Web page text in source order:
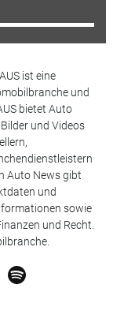
ist eine
und
bietet Auto
und Videos
Auto News gibt
und
sowie
und Recht.